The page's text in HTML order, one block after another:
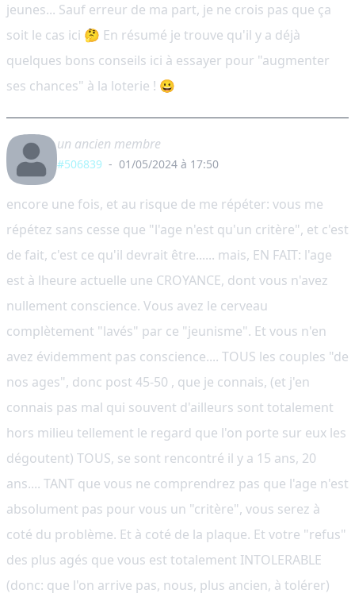
jeunes... Sauf erreur de ma part, je ne crois pas que ça
soit le cas ici 🤔 En résumé je trouve qu'il y a déjà
quelques bons conseils ici à essayer pour "augmenter
ses chances" à la loterie ! 😀
un ancien membre
#506839 - 01/05/2024 à 17:50
encore une fois, et au risque de me répéter: vous me
répétez sans cesse que "l'age n'est qu'un critère", et c'est
de fait, c'est ce qu'il devrait être...... mais, EN FAIT: l'age
est à lheure actuelle une CROYANCE, dont vous n'avez
nullement conscience. Vous avez le cerveau
complètement "lavés" par ce "jeunisme". Et vous n'en
avez évidemment pas conscience.... TOUS les couples "de
nos ages", donc post 45-50 , que je connais, (et j'en
connais pas mal qui souvent d'ailleurs sont totalement
hors milieu tellement le regard que l'on porte sur eux les
dégoutent) TOUS, se sont rencontré il y a 15 ans, 20
ans.... TANT que vous ne comprendrez pas que l'age n'est
absolument pas pour vous un "critère", vous serez à
coté du problème. Et à coté de la plaque. Et votre "refus"
des plus agés que vous est totalement INTOLERABLE
(donc: que l'on arrive pas, nous, plus ancien, à tolérer)